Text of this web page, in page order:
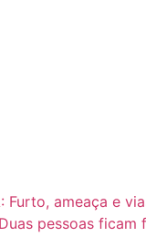
Furto, ameaça e
pessoas